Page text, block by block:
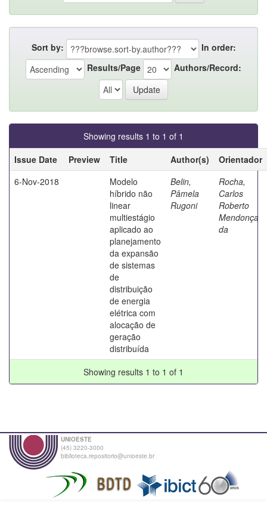
Sort by:
In order:
Results/Page
Authors/Record:
Showing results 1 to 1 of 1
Issue Date
Preview Title Author(s)
Orientador
6-Nov-2018
Modelo
híbrido não
linear
multiestágio
aplicado ao
planejamento
da expansão
de sistemas
de
distribuição
de energia
elétrica com
alocação de
geração
distribuída
Belin,
Pâmela
Rugoni
Rocha,
Carlos
Roberto
Mendonça
da
Showing results 1 to 1 of 1
UNIOESTE
(45) 3220-3000
biblioteca.repositorio@unioeste.br